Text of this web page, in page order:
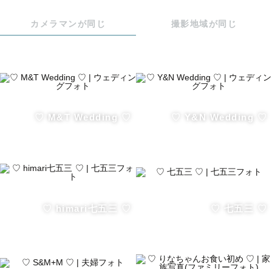
シャボン玉などの遊び道具を使ったり、私も一緒になって
ドもお貸出しできます🐻
お子さまの気が乗らないときは休憩したり
お子さまのペースに合わせて撮影いたしますので
これから一緒に歩いていくスタートライン♡
改めてお互いの好きなところを再発見できるようなお写真
カメラマンが同じ 撮影地域が同じ
♡ M&T Wedding ♡ ♡ Y&N Wedding ♡
♡ himari七五三 ♡ ♡ 七五三 ♡